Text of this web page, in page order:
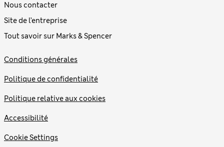
Nous contacter
Site de l’entreprise
Tout savoir sur Marks & Spencer
Conditions générales
Politique de confidentialité
Politique relative aux cookies
Accessibilité
Cookie Settings